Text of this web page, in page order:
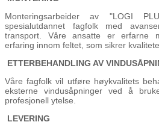
Monteringsarbeider av "LOGI
spesialutdannet fagfolk med
transport. Våre ansatte er erfarne
erfaring innom feltet, som sikrer
ETTERBEHANDLING AV
Våre fagfolk vil utføre høykvalitets
eksterne vindusåpninger ved å
profesjonell ytelse.
LEVERING